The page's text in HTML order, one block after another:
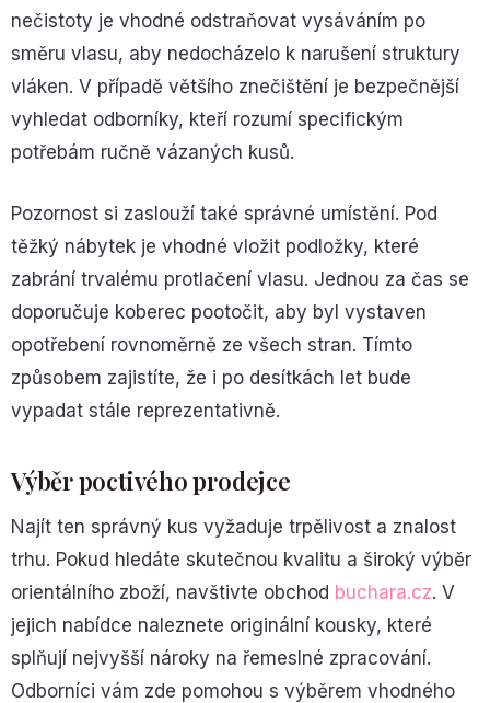
nečistoty je vhodné odstraňovat vysáváním po
směru vlasu, aby nedocházelo k narušení struktury
vláken. V případě většího znečištění je bezpečnější
vyhledat odborníky, kteří rozumí specifickým
potřebám ručně vázaných kusů.
Pozornost si zaslouží také správné umístění. Pod
těžký nábytek je vhodné vložit podložky, které
zabrání trvalému protlačení vlasu. Jednou za čas se
doporučuje koberec pootočit, aby byl vystaven
opotřebení rovnoměrně ze všech stran. Tímto
způsobem zajistíte, že i po desítkách let bude
vypadat stále reprezentativně.
Výběr poctivého prodejce
Najít ten správný kus vyžaduje trpělivost a znalost
trhu. Pokud hledáte skutečnou kvalitu a široký výběr
orientálního zboží, navštivte obchod buchara.cz. V
jejich nabídce naleznete originální kousky, které
splňují nejvyšší nároky na řemeslné zpracování.
Odborníci vám zde pomohou s výběrem vhodného